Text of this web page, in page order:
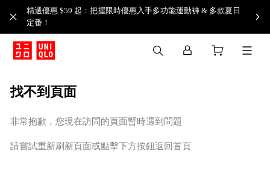
精選優惠 $59 起：把握限時優惠入手多功能運動褲 & 多款夏日
定番！​
找不到頁面
非常抱歉，您現在訪問的頁面暫時遇到問題
請嘗試重新刷新頁面或點擊下方按鈕返回首頁